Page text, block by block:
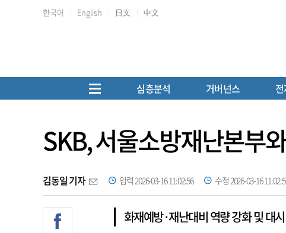
한국어 English 日文 中文
심층분석 거버넌스
SKB, 서울소방재난본부
김동일 기자 입력 2026-03-16 11:02:56 수정 2026-03-16
화재예방·재난대비 역량 강화 및 대